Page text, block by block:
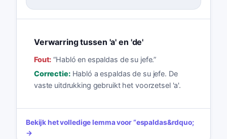
Verwarring tussen 'a' en 'de'
Fout: “Habló en espaldas de su jefe.”
Correctie: Habló a espaldas de su jefe. De
vaste uitdrukking gebruikt het voorzetsel 'a'.
Bekijk het volledige lemma voor“espaldas&rdquo;
→